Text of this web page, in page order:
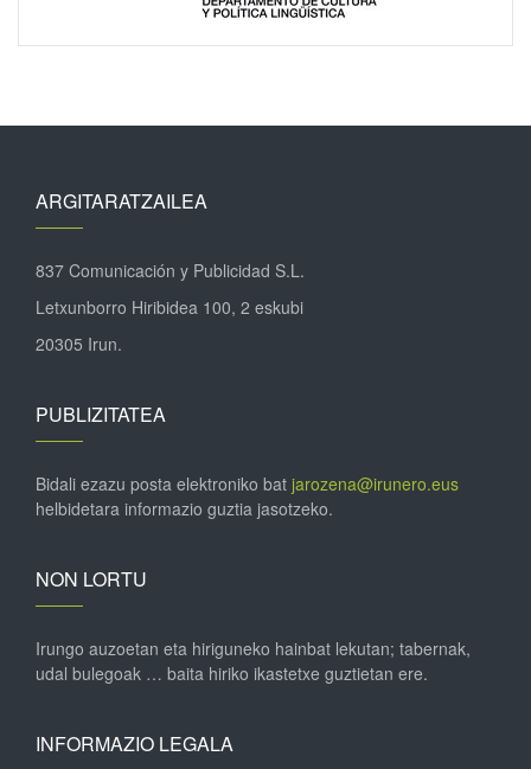
ARGITARATZAILEA
837 Comunicación y Publicidad S.L.
Letxunborro Hiribidea 100, 2 eskubi
20305 Irun.
PUBLIZITATEA
Bidali ezazu posta elektroniko bat jarozena@irunero.eus
helbidetara informazio guztia jasotzeko.
NON LORTU
Irungo auzoetan eta hiriguneko hainbat lekutan; tabernak,
udal bulegoak … baita hiriko ikastetxe guztietan ere.
INFORMAZIO LEGALA